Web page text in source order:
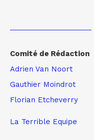
Comité de Rédaction
Adrien Van Noort
Gauthier Moindrot
Florian Etcheverry
La Terrible Equipe